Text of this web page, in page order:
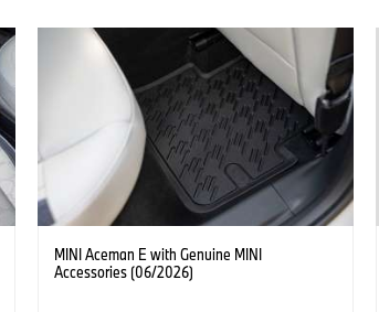
MINI Aceman E with Genuine MINI
Accessories (06/2026)